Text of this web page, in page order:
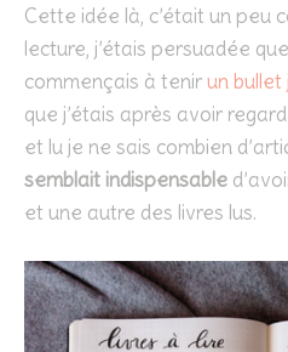
Cette idée là, c’était un peu
lecture, j’étais persuadée
commençais à tenirun bullet
que j’étais après avoir
et lu je ne sais combien
semblait indispensable
et une autre des livres lus.